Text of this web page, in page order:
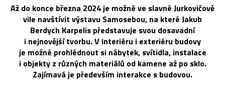
Až do konce března 2024 je možné ve slavné Jurkovičově
vile navštívit výstavu Samosebou, na které Jakub
Berdych Karpelis představuje svou dosavadní
i nejnovější tvorbu. V interiéru i exteriéru budovy
je možné prohlédnout si nábytek, svítidla, instalace
i objekty z různých materiálů od kamene až po sklo.
Zajímavá je především interakce s budovou.